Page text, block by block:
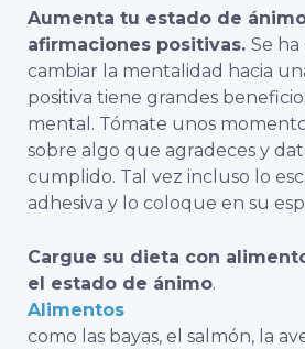
Aumenta tu estado de
afirmaciones positivas. Se
cambiar la mentalidad hacia
positiva tiene grandes
mental. Tómate unos
sobre algo que agradeces y
cumplido. Tal vez incluso lo
adhesiva y lo coloque en su
Cargue su dieta con
el estado de ánimo.
Alimentos
como las bayas, el salmón, la